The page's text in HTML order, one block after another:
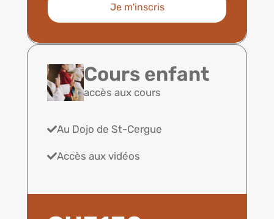
Je m'inscris
Cours enfant
accès aux cours
Au Dojo de St-Cergue
Accès aux vidéos